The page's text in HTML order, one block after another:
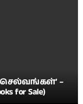
செல்வங்கள்’ –
for Sale)